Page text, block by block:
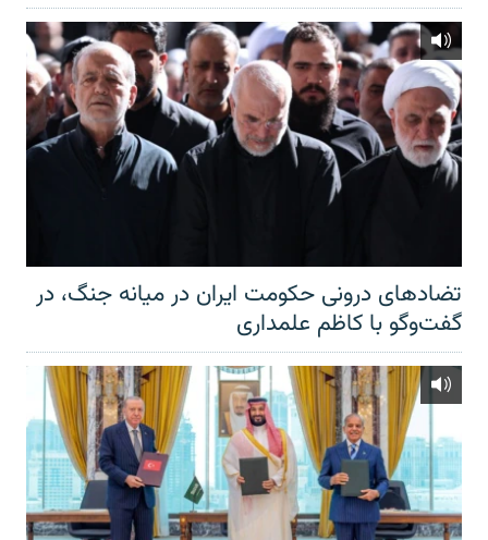
تضادهای درونی حکومت ایران در میانه جنگ، در
گفت‌‌وگو با کاظم علمداری